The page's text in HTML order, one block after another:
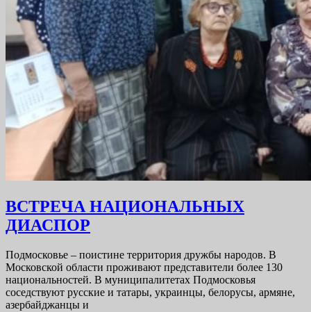
ВСТРЕЧА НАЦИОНАЛЬНЫХ
ДИАСПОР
ДИАСПОР
Подмосковье – поистине территория дружбы народов. В
Московской области проживают представители более 130
национальностей. В муниципалитетах Подмосковья
соседствуют русские и татары, украинцы, белорусы, армяне,
азербайджанцы и